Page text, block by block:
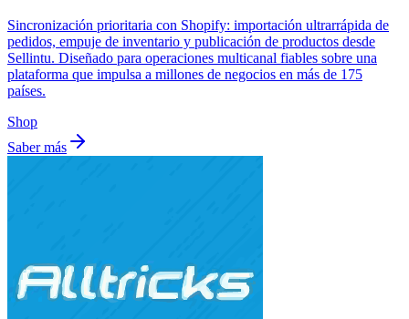
Sincronización prioritaria con Shopify: importación ultrarrápida de
pedidos, empuje de inventario y publicación de productos desde
Sellintu. Diseñado para operaciones multicanal fiables sobre una
plataforma que impulsa a millones de negocios en más de 175
países.
Shop
Saber más